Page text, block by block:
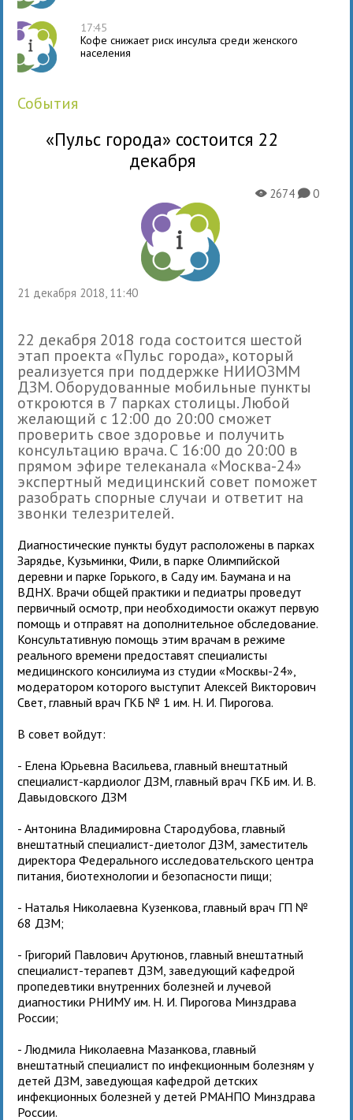
17:45
Кофе снижает риск инсульта среди женского
населения
события
«Пульс города» состоится 22
декабря
21 декабря 2018, 11:40
X2674K0
22 декабря 2018 года состоится шестой
этап проекта «Пульс города», который
реализуется при поддержке НИИОЗММ
ДЗМ. Оборудованные мобильные пункты
откроются в 7 парках столицы. Любой
желающий с 12:00 до 20:00 сможет
проверить свое здоровье и получить
консультацию врача. С 16:00 до 20:00 в
прямом эфире телеканала «Москва-24»
экспертный медицинский совет поможет
разобрать спорные случаи и ответит на
звонки телезрителей.
Диагностические пункты будут расположены в парках
Зарядье, Кузьминки, Фили, в парке Олимпийской
деревни и парке Горького, в Саду им. Баумана и на
ВДНХ. Врачи общей практики и педиатры проведут
первичный осмотр, при необходимости окажут первую
помощь и отправят на дополнительное обследование.
Консультативную помощь этим врачам в режиме
реального времени предоставят специалисты
медицинского консилиума из студии «Москвы-24»,
модератором которого выступит Алексей Викторович
Свет, главный врач ГКБ № 1 им. Н. И. Пирогова.
В совет войдут:
- Елена Юрьевна Васильева, главный внештатный
специалист-кардиолог ДЗМ, главный врач ГКБ им. И. В.
Давыдовского ДЗМ
- Антонина Владимировна Стародубова, главный
внештатный специалист-диетолог ДЗМ, заместитель
директора Федерального исследовательского центра
питания, биотехнологии и безопасности пищи;
- Наталья Николаевна Кузенкова, главный врач ГП №
68 ДЗМ;
- Григорий Павлович Арутюнов, главный внештатный
специалист-терапевт ДЗМ, заведующий кафедрой
пропедевтики внутренних болезней и лучевой
диагностики РНИМУ им. Н. И. Пирогова Минздрава
России;
- Людмила Николаевна Мазанкова, главный
внештатный специалист по инфекционным болезням у
детей ДЗМ, заведующая кафедрой детских
инфекционных болезней у детей РМАНПО Минздрава
России.